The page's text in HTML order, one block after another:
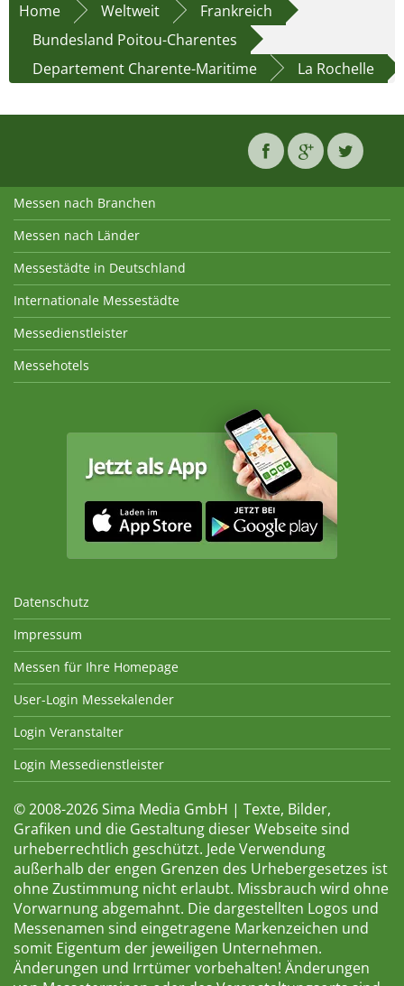
Home Weltweit
Frankreich
Bundesland Poitou-Charentes
Departement Charente-Maritime
La Rochelle
Messen nach Branchen
Messen nach Länder
Messestädte in Deutschland
Internationale Messestädte
Messedienstleister
Messehotels
Datenschutz
Impressum
Messen für Ihre Homepage
User-Login Messekalender
Login Veranstalter
Login Messedienstleister
© 2008-2026 Sima Media GmbH | Texte, Bilder,
Grafiken und die Gestaltung dieser Webseite sind
urheberrechtlich geschützt. Jede Verwendung
außerhalb der engen Grenzen des Urhebergesetzes ist
ohne Zustimmung nicht erlaubt. Missbrauch wird ohne
Vorwarnung abgemahnt. Die dargestellten Logos und
Messenamen sind eingetragene Markenzeichen und
somit Eigentum der jeweiligen Unternehmen.
Änderungen und Irrtümer vorbehalten! Änderungen